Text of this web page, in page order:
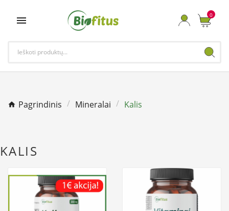
 0
Pagrindinis Mineralai Kalis
KALIS